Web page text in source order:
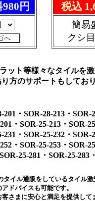
980円 税込
簡易
クシ
ット等様々なタイルを
方のサポートもしてお
イル通販をしているタイル
ドバイスも可能です。
さまに安心と満足を提供して
201・SOR-28-213・SOR-
・SOR-25-213・SOR-
231・SOR-25-232・SOR-
・SOR-25-253・SOR-
25-281・SOR-25-283